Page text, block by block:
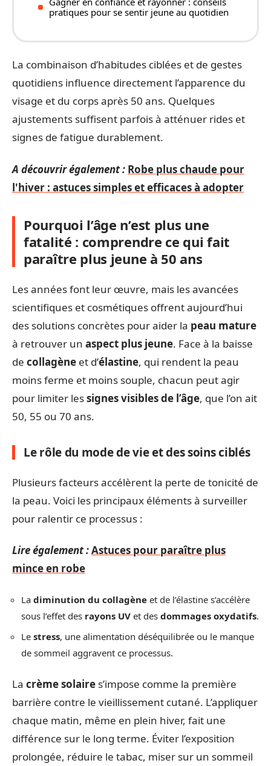
pratiques pour se sentir jeune au quotidien
La combinaison d’habitudes ciblées et de gestes
quotidiens influence directement l’apparence du
visage et du corps après 50 ans. Quelques
ajustements suffisent parfois à atténuer rides et
signes de fatigue durablement.
A découvrir également : Robe plus chaude pour
l'hiver : astuces simples et efficaces à adopter
Pourquoi l’âge n’est plus une
fatalité : comprendre ce qui fait
paraître plus jeune à 50 ans
Les années font leur œuvre, mais les avancées
scientifiques et cosmétiques offrent aujourd’hui
des solutions concrètes pour aider la peau mature
à retrouver un aspect plus jeune. Face à la baisse
de collagène et d’élastine, qui rendent la peau
moins ferme et moins souple, chacun peut agir
pour limiter lessignes visibles de l’âge, que l’on ait
50, 55 ou 70 ans.
Le rôle du mode de vie et des soins ciblés
Plusieurs facteurs accélèrent la perte de tonicité de
la peau. Voici les principaux éléments à surveiller
pour ralentir ce processus :
Lire également :Astuces pour paraître plus
mince en robe
La diminution du collagène et de l’élastine s’accélère
sous l’effet des rayons UV et des dommages oxydatifs.
Le stress, une alimentation déséquilibrée ou le manque
de sommeil aggravent ce processus.
La crème solaire s’impose comme la première
barrière contre le vieillissement cutané. L’appliquer
chaque matin, même en plein hiver, fait une
différence sur le long terme. Éviter l’exposition
prolongée, réduire le tabac, miser sur un sommeil